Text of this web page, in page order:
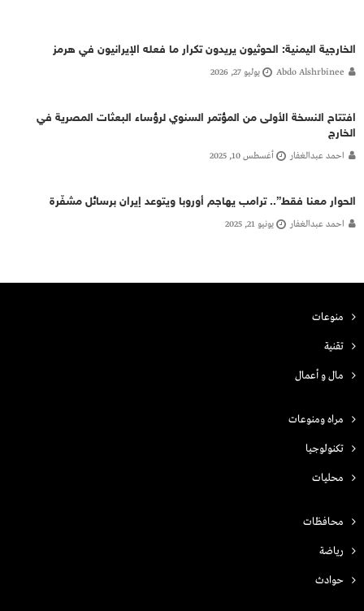
الخارجية اليمنية: الحوثيون يريدون تكرار ما فعله الإيرانيون في هرمز
Abdo Alshrbinee يوليو 27, 2026
افتتاح النسخة الأولى من المؤتمر السنوي لرؤساء البعثات المصرية في
الخارج
احمد عبدالغفار أغسطس 10, 2025
الحوار معنا فقط”.. ترامب يهاجم أوروبا ويتوعد إيران برسائل مشفّرة
احمد عبدالغفار يونيو 21, 2025
منوعات
تقنية
مال و أعمال
مراه ومنوعات
تكنولوجيا
محليات
محافظات
رياضة
حوادث